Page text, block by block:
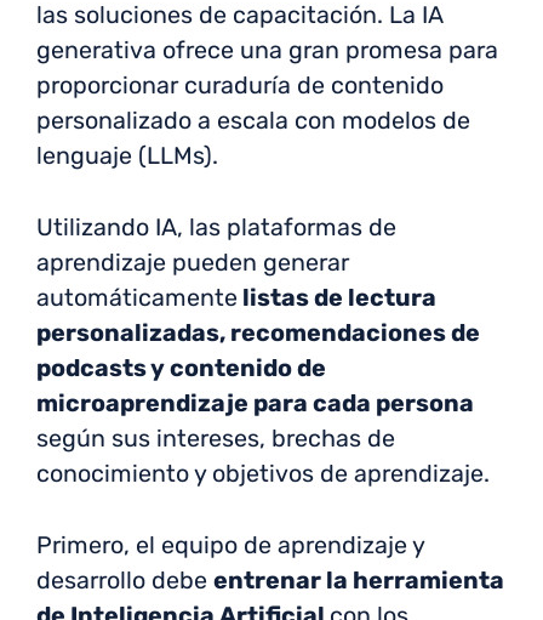
las soluciones de capacitación. La IA
generativa ofrece una gran promesa para
proporcionar curaduría de contenido
personalizado a escala con modelos de
lenguaje (LLMs).
Utilizando IA, las plataformas de
aprendizaje pueden generar
automáticamente listas de lectura
personalizadas, recomendaciones de
podcasts y contenido de
microaprendizaje para cada persona
según sus intereses, brechas de
conocimiento y objetivos de aprendizaje.
Primero, el equipo de aprendizaje y
desarrollo debe entrenar la herramienta